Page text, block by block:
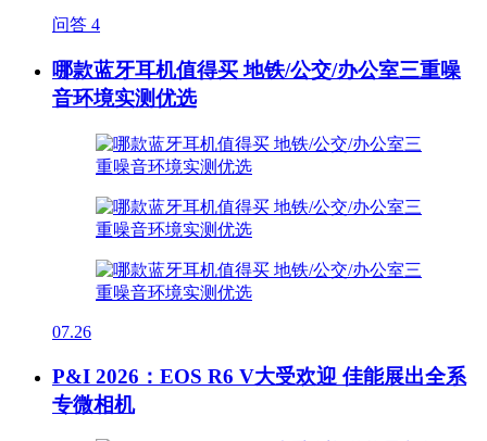
问答 4
哪款蓝牙耳机值得买 地铁/公交/办公室三重噪
音环境实测优选
07.26
P&I 2026：EOS R6 V大受欢迎 佳能展出全系
专微相机